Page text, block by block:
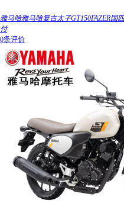
雅马哈雅马哈复古太子GT150FAZER国
付
0条评价